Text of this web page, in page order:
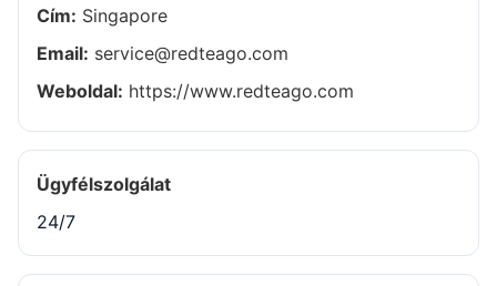
Cím: Singapore
Email: service@redteago.com
Weboldal: https://www.redteago.com
Ügyfélszolgálat
24/7